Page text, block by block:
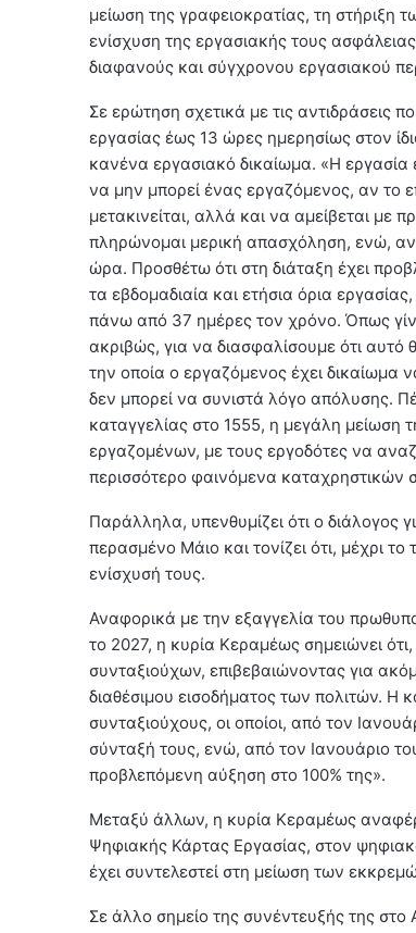
μείωση της γραφειοκρατίας, τη
ενίσχυση της εργασιακής τους
διαφανούς και σύγχρονου εργασιακού
Σε ερώτηση σχετικά με τις αντιδράσεις
εργασίας έως 13 ώρες ημερησίως στον
κανένα εργασιακό δικαίωμα. «Η εργασία
να μην μπορεί ένας εργαζόμενος, αν το
μετακινείται, αλλά και να αμείβεται με
πληρώνομαι μερική απασχόληση, ενώ,
ώρα. Προσθέτω ότι στη διάταξη έχει
τα εβδομαδιαία και ετήσια όρια
πάνω από 37 ημέρες τον χρόνο. Όπως
ακριβώς, για να διασφαλίσουμε ότι
την οποία ο εργαζόμενος έχει
δεν μπορεί να συνιστά λόγο απόλυσης.
καταγγελίας στο 1555, η μεγάλη μείωση
εργαζομένων, με τους εργοδότες να
περισσότερο φαινόμενα καταχρηστικών
Παράλληλα, υπενθυμίζει ότι ο διάλογος
περασμένο Μάιο και τονίζει ότι, μέχρι
ενίσχυσή τους.
Αναφορικά με την εξαγγελία του
το 2027, η κυρία Κεραμέως σημειώνει
συνταξιούχων, επιβεβαιώνοντας για
διαθέσιμου εισοδήματος των πολιτών.
συνταξιούχους, οι οποίοι, από τον
σύνταξή τους, ενώ, από τον Ιανουάριο
προβλεπόμενη αύξηση στο 100% της».
Μεταξύ άλλων, η κυρία Κεραμέως
Ψηφιακής Κάρτας Εργασίας, στον
έχει συντελεστεί στη μείωση των
Σε άλλο σημείο της συνέντευξής της